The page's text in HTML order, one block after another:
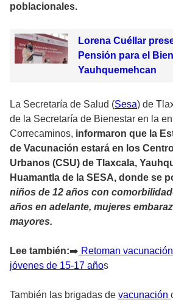
poblacionales.
Lorena Cuéllar
Pensión para el
Yauhquemehcan
La Secretaría de Salud (Sesa) de
de la Secretaría de Bienestar en la
Correcaminos, informaron que la
de Vacunación estará en los
Urbanos (CSU) de Tlaxcala,
Huamantla de la SESA, donde se
niños de 12 años con
años en adelante, mujeres
mayores.
Lee también:➡️ Retoman
jóvenes de 15-17 años
También las brigadas de vacunación